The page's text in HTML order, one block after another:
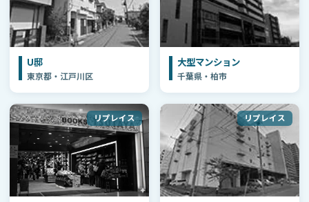
U邸
東京都・江戸川区
大型マンション
千葉県・柏市
リプレイス リプレイス